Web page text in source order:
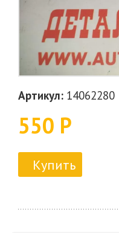
Артикул: 14062280
550 Р
Купить